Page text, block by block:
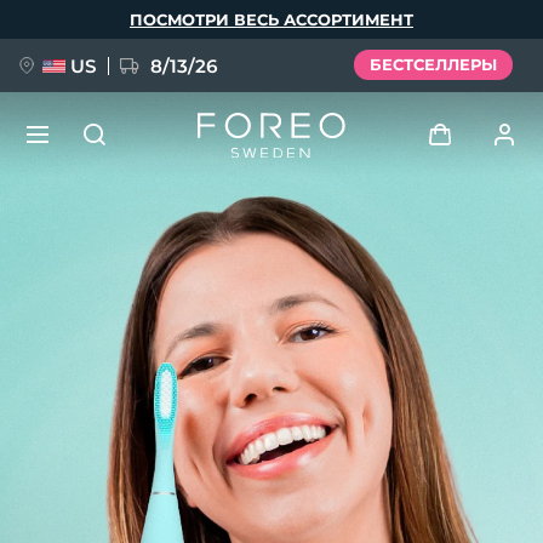
ПОСМОТРИ ВЕСЬ АССОРТИМЕНТ
US 8/13/26 БЕСТСЕЛЛЕРЫ
Профиль пользователя
Мои приборы
Мои заказы
Мои адреса
Мои подписки
FAQ™ Pure Beauty-Tech Elixir
BREAKING NEWS
issa™ Teeth Whitening Set
Deutsch
Español
Français
Italiano
Português
Svenska
Русский
简体中文 繁體中文